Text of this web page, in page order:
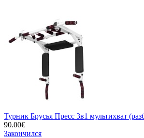
Турник Брусья Пресс 3в1 мультихват
90.00€
Закончился